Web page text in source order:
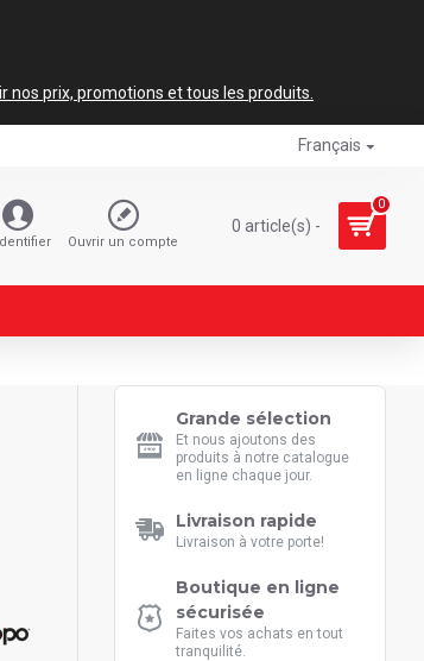
nos prix, promotions et tous les produits.
Français
Ouvrir un compte
0 article(s) -
0
Grande sélection
Et nous ajoutons des
produits à notre catalogue
en ligne chaque jour.
Livraison rapide
Livraison à votre porte!
Boutique en ligne
sécurisée
Faites vos achats en tout
tranquilité.